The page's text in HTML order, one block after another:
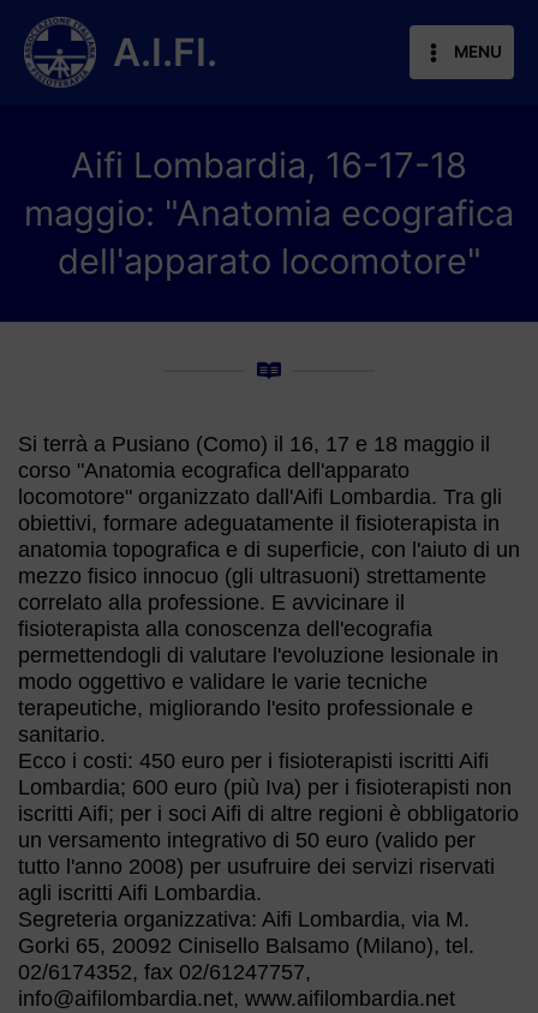
contenuto
A.I.FI. MENU
Aifi Lombardia, 16-17-18
maggio: "Anatomia ecografica
dell'apparato locomotore"
Si terrà a Pusiano (Como) il 16, 17 e 18 maggio il
corso "Anatomia ecografica dell'apparato
locomotore" organizzato dall'Aifi Lombardia. Tra gli
obiettivi, formare adeguatamente il fisioterapista in
anatomia topografica e di superficie, con l'aiuto di un
mezzo fisico innocuo (gli ultrasuoni) strettamente
correlato alla professione. E avvicinare il
fisioterapista alla conoscenza dell'ecografia
permettendogli di valutare l'evoluzione lesionale in
modo oggettivo e validare le varie tecniche
terapeutiche, migliorando l'esito professionale e
sanitario.
Ecco i costi: 450 euro per i fisioterapisti iscritti Aifi
Lombardia; 600 euro (più Iva) per i fisioterapisti non
iscritti Aifi; per i soci Aifi di altre regioni è obbligatorio
un versamento integrativo di 50 euro (valido per
tutto l'anno 2008) per usufruire dei servizi riservati
agli iscritti Aifi Lombardia.
Segreteria organizzativa: Aifi Lombardia, via M.
Gorki 65, 20092 Cinisello Balsamo (Milano), tel.
02/6174352, fax 02/61247757,
info@aifilombardia.net, www.aifilombardia.net